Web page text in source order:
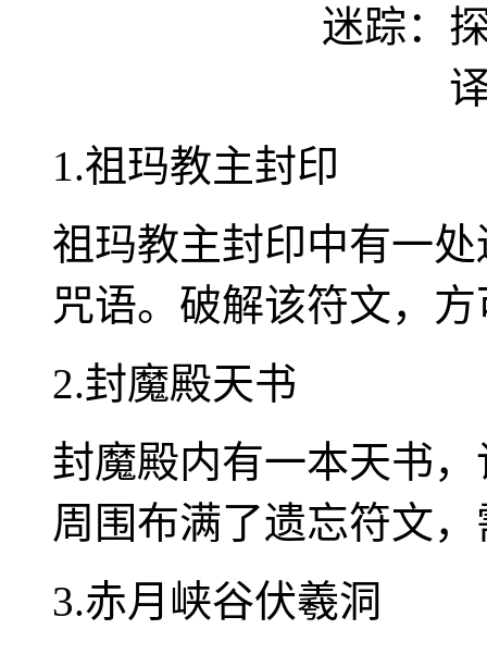
1.祖玛教主封印
祖玛教主封印中有一
咒语。破解该符文，
2.封魔殿天书
封魔殿内有一本天书
周围布满了遗忘符文
3.赤月峡谷伏羲洞